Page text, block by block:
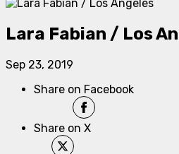
Lara Fabian / Los
Sep 23, 2019
Share on Facebook
Share on X